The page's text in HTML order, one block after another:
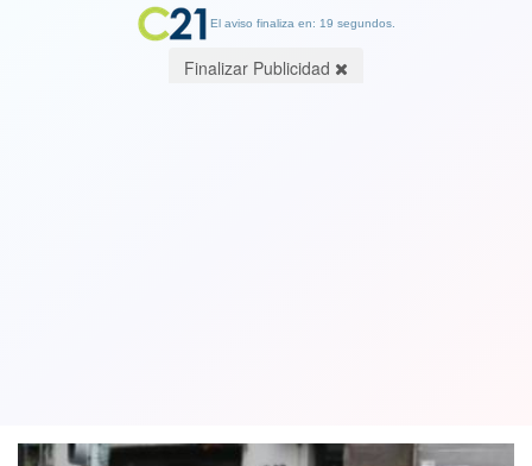
El aviso finaliza en: 19 segundos.
Finalizar Publicidad